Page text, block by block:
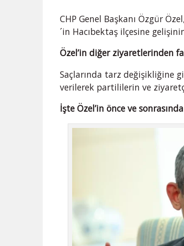
CHP Genel Başkanı Özgür
´in Hacıbektaş ilçesine
Özel’in diğer ziyaretlerinden
Saçlarında tarz değişikliğine
verilerek partililerin ve
İşte Özel’in önce ve